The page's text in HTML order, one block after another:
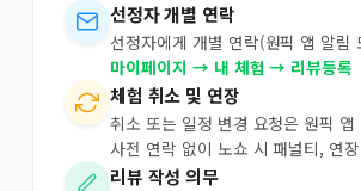
선정자 개별 연락
선정자에게 개별 연락(원픽 앱 알
마이페이지 → 내 체험 → 리뷰등록
체험 취소 및 연장
취소 또는 일정 변경 요청은 원픽
사전 연락 없이 노쇼 시 패널티, 연
리뷰 작성 의무